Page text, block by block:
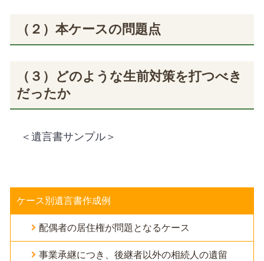
（２）本ケースの問題点
（３）どのような生前対策を打つべき
だったか
＜遺言書サンプル＞
ケース別遺言書作成例
配偶者の居住権が問題となるケース
事業承継につき、後継者以外の相続人の遺留